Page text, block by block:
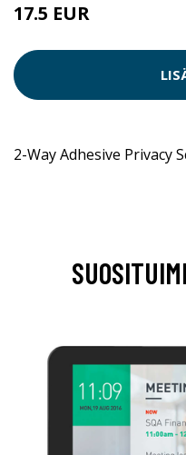
17.5 EUR
2-Way Adhesive Privacy